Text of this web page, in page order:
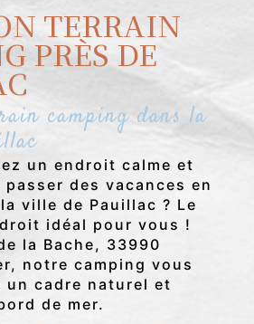
TERRAIN
PRÈS DE
camping dans la
un endroit calme et
des vacances en
ville de Pauillac ? Le
idéal pour vous !
la Bache, 33990
notre camping vous
un cadre naturel et
de mer.